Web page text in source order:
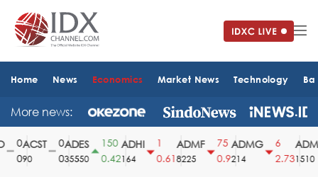
Home News Economics Market News Technology
More news:
ACST
90
ADES
35550
150
0.42
ADHI
164
0.61
ADMF
8225
75
0.9
ADMG
214
2.73
ADMR
1510